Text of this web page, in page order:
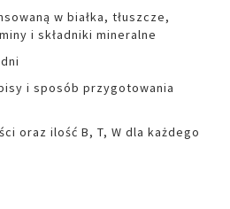
w białka, tłuszcze,
i składniki mineralne
i sposób przygotowania
oraz ilość B, T, W dla każdego